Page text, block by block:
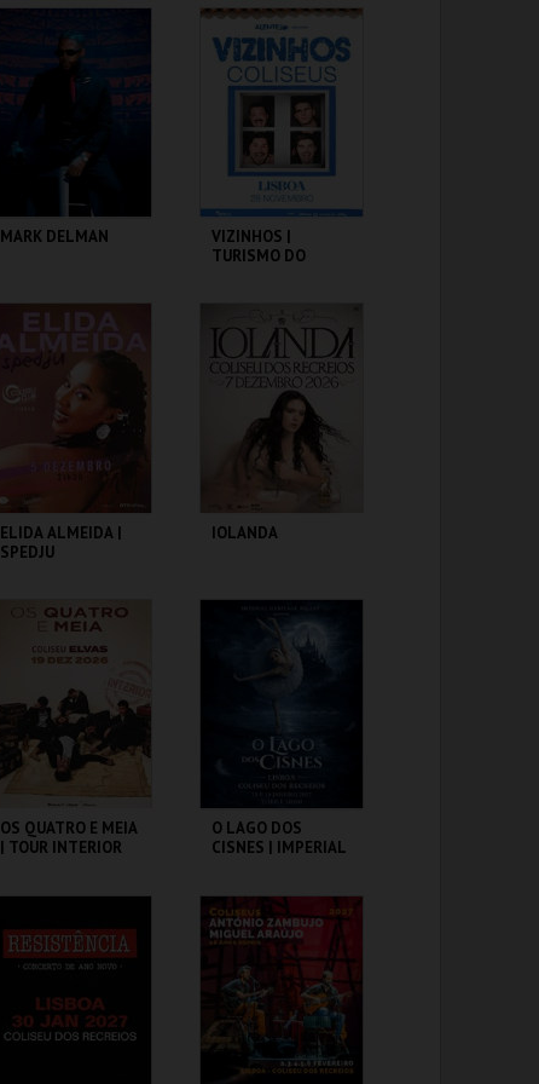
MAIS INFO
COLISEU DE LISBOA
MAIS INFO
COMPRAR
MARK DELMAN
COLISEU DE LISBOA
MAIS INFO
COMPRAR
VIZINHOS |
TURISMO DO
MAIS INFO
COMPRAR
ELIDA ALMEIDA |
SPEDJU
COLISEU DE LISBOA
MAIS INFO
COMPRAR
IOLANDA
COMPRAR
OS QUATRO E MEIA
| TOUR INTERIOR
COMPRAR
O LAGO DOS
CISNES | IMPERIAL
COLISEU DE LISBOA
MAIS INFO
COMPRAR